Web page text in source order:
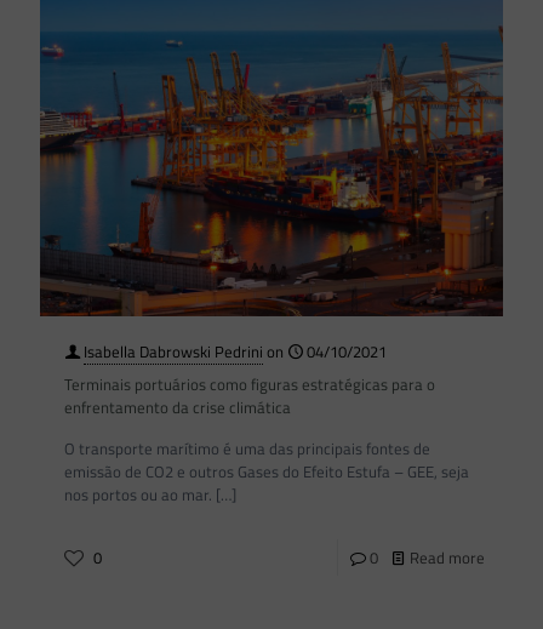
Isabella Dabrowski Pedrini on
04/10/2021
Terminais portuários como figuras estratégicas para o
enfrentamento da crise climática
O transporte marítimo é uma das principais fontes de
emissão de CO2 e outros Gases do Efeito Estufa – GEE, seja
nos portos ou ao mar. […]
0 0 Read more